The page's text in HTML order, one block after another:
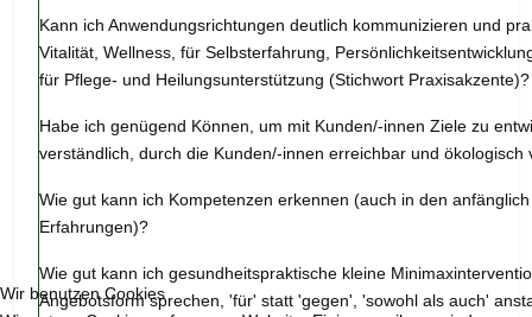
Kann ich Anwendungsrichtungen deutlich kommunizieren und
Vitalität, Wellness, für Selbsterfahrung,
für Pflege- und Heilungsunterstützung (Stichwort Praxisakzente)?
Habe ich genügend Können, um mit Kunden/-innen Ziele zu
verständlich, durch die Kunden/-innen erreichbar und ökologisch
Wie gut kann ich Kompetenzen erkennen (auch in den
Erfahrungen)?
Wie gut kann ich gesundheitspraktische kleine
Angebotsform sprechen, 'für' statt 'gegen', 'sowohl als auch'
Wir benutzen Cookies